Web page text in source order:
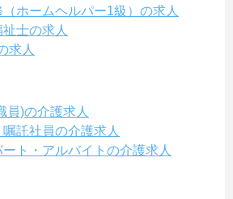
ホームヘルパー1級）の求人
士の求人
求人
員)の介護求人
託社員の介護求人
ト・アルバイトの介護求人